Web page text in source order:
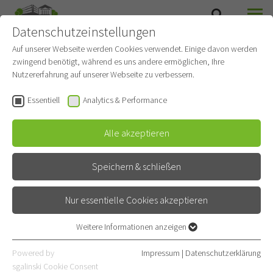
Knochen/Skelettzintigrafi
e
Diagnostische und Interventionelle Radiologie mit
ERKLÄRUNG
bildgebendes Verfahren, das zum Nachweis von
Datenschutzeinstellungen
Auf unserer Webseite werden Cookies verwendet. Einige davon werden
zwingend benötigt, während es uns andere ermöglichen, Ihre
Nutzererfahrung auf unserer Webseite zu verbessern.
Essentiell Analytics & Performance
Alle akzeptieren
Speichern & schließen
Nur essentielle Cookies akzeptieren
Essentielle Cookies werden für grundlegende Funktionen der
Webseite benötigt. Dadurch ist gewährleistet, dass die Webseite
Weitere Informationen anzeigen
Powered by
sgalinski Cookie Consent
Impressum | Datenschutzerklärung